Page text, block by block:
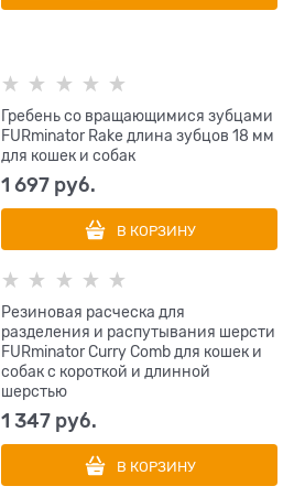
Гребень со вращающимися зубцами
FURminator Rake длина зубцов 18 мм
для кошек и собак
1 697 руб.
В КОРЗИНУ
Резиновая расческа для
разделения и распутывания шерсти
FURminator Curry Comb для кошек и
собак с короткой и длинной
шерстью
1 347 руб.
В КОРЗИНУ